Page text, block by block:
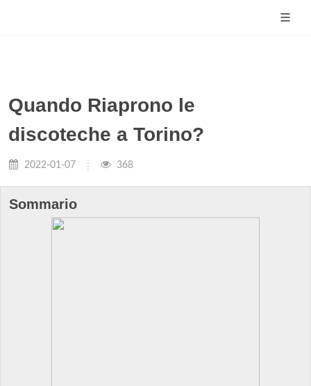
Quando Riaprono le
discoteche a Torino?
2022-01-07 368
Sommario